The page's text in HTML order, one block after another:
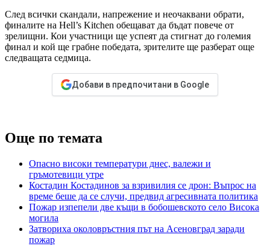
След всички скандали, напрежение и неочаквани обрати,
финалите на Hell’s Kitchen обещават да бъдат повече от
зрелищни. Кои участници ще успеят да стигнат до големия
финал и кой ще грабне победата, зрителите ще разберат още
следващата седмица.
Добави в предпочитани в Google
Още по темата
Опасно високи температури днес, валежи и
гръмотевици утре
Костадин Костадинов за взривилия се дрон: Въпрос на
време беше да се случи, предвид агресивната политика
Пожар изпепели две къщи в бобошевското село Висока
могила
Затвориха околовръстния път на Асеновград заради
пожар